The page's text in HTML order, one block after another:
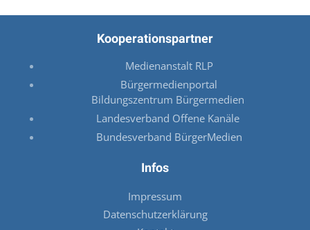
Kooperationspartner
Medienanstalt RLP
Bürgermedienportal
Bildungszentrum Bürgermedien
Landesverband Offene Kanäle
Bundesverband BürgerMedien
Infos
Impressum
Datenschutzerklärung